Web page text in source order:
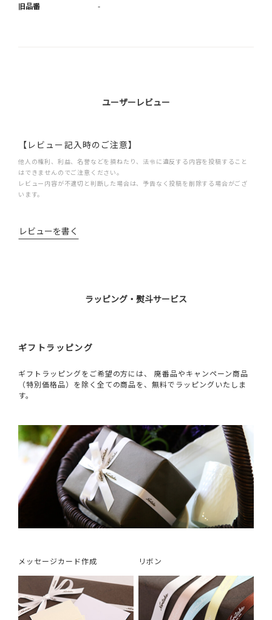
旧品番 -
ユーザーレビュー
【レビュー記入時のご注意】
他人の権利、利益、名誉などを損ねたり、法令に違反する内容を投稿すること
はできませんのでご注意ください。
レビュー内容が不適切と判断した場合は、予告なく投稿を削除する場合がござ
います。
レビューを書く
ラッピング・熨斗サービス
ギフトラッピング
ギフトラッピングをご希望の方には、 廃番品やキャンペーン商品
（特別価格品）を除く全ての商品を、無料でラッピングいたしま
す。
メッセージカード作成 リボン